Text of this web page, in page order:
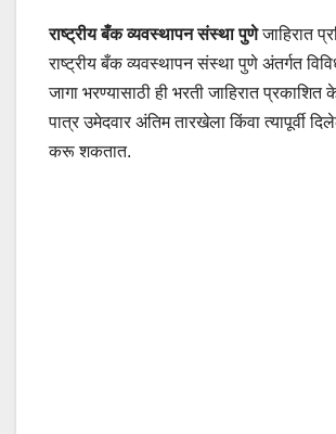
राष्ट्रीय बँक व्यवस्थापन संस्था पुणेजाहिरात
राष्ट्रीय बँक व्यवस्थापन संस्था पुणे अंतर्गत
जागा भरण्यासाठी ही भरती जाहिरात
पात्र उमेदवार अंतिम तारखेला किंवा त्यापूर्वी
करू शकतात.